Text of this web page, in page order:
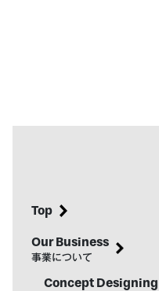
Top
Our Business
事業について
Concept Designing